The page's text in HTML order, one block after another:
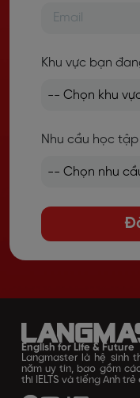
Khu vực bạn
Nhu cầu học tập
English for Life & Future
Langmaster là hệ sinh
năm uy tín, bao gồm
thi IELTS và tiếng Anh trẻ